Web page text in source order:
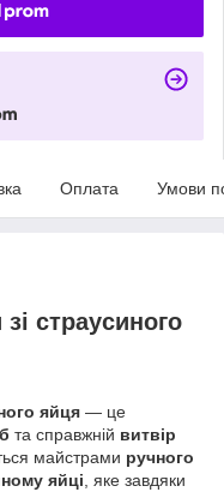
Оплата Умови
страусиного
яйця — це
та справжній витвір
майстрами ручного
яйці, яке завдяки